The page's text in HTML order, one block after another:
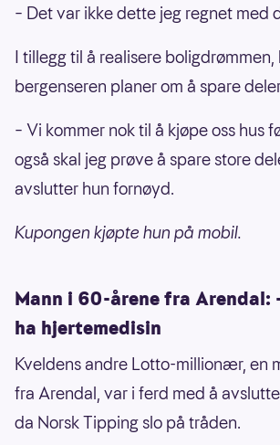
– Det var ikke dette jeg regnet med
I tillegg til å realisere boligdrømmen,
bergenseren planer om å spare
– Vi kommer nok til å kjøpe oss hus
også skal jeg prøve å spare store
avslutter hun fornøyd.
Kupongen kjøpte hun på mobil.
Mann i 60-årene fra Arendal:
ha hjertemedisin
Kveldens andre Lotto-millionær, en
fra Arendal, var i ferd med å
da Norsk Tipping slo på tråden.